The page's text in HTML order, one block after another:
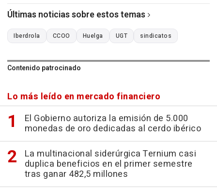
Últimas noticias sobre estos temas
Iberdrola CCOO Huelga UGT sindicatos
Contenido patrocinado
Lo más leído en mercado financiero
El Gobierno autoriza la emisión de 5.000
monedas de oro dedicadas al cerdo ibérico
La multinacional siderúrgica Ternium casi
duplica beneficios en el primer semestre
tras ganar 482,5 millones